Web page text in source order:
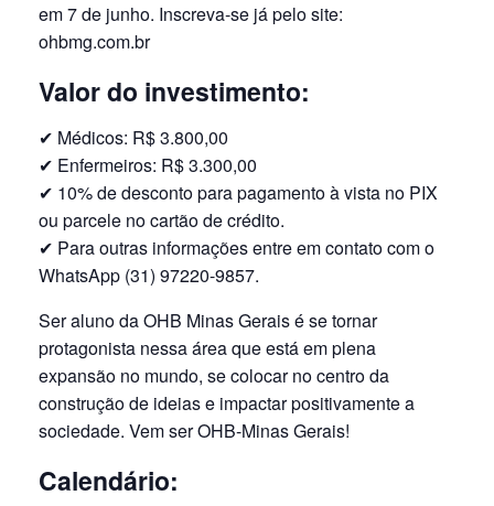
em 7 de junho. Inscreva-se já pelo site:
ohbmg.com.br
Valor do investimento:
✔ Médicos: R$ 3.800,00
✔ Enfermeiros: R$ 3.300,00
✔ 10% de desconto para pagamento à vista no PIX
ou parcele no cartão de crédito.
✔ Para outras informações entre em contato com o
WhatsApp (31) 97220-9857.
Ser aluno da OHB Minas Gerais é se tornar
protagonista nessa área que está em plena
expansão no mundo, se colocar no centro da
construção de ideias e impactar positivamente a
sociedade. Vem ser OHB-Minas Gerais!
Calendário: